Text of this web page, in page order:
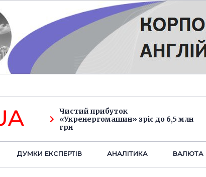
Чистий прибуток
«Укренергомашин» зріс до 6,5 млн
грн
ДУМКИ ЕКСПЕРТIВ АНАЛIТИКА ВАЛЮТА